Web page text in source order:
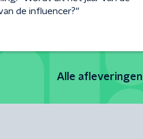
de influencer?”
Alle afleveringen